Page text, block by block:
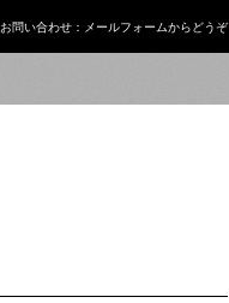
お問い合わせ： メールフォームからどうぞ